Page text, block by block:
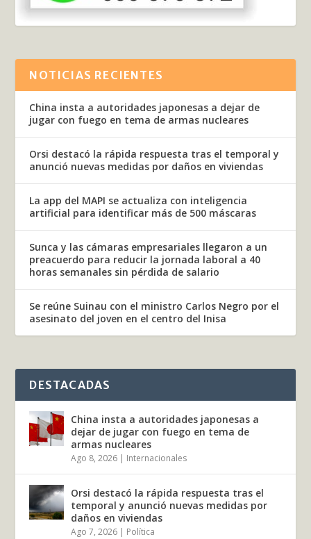
NOTICIAS RECIENTES
China insta a autoridades japonesas a dejar de
jugar con fuego en tema de armas nucleares
Orsi destacó la rápida respuesta tras el temporal y
anunció nuevas medidas por daños en viviendas
La app del MAPI se actualiza con inteligencia
artificial para identificar más de 500 máscaras
Sunca y las cámaras empresariales llegaron a un
preacuerdo para reducir la jornada laboral a 40
horas semanales sin pérdida de salario
Se reúne Suinau con el ministro Carlos Negro por el
asesinato del joven en el centro del Inisa
DESTACADAS
China insta a autoridades japonesas a
dejar de jugar con fuego en tema de
armas nucleares
Ago 8, 2026 Internacionales
Orsi destacó la rápida respuesta tras el
temporal y anunció nuevas medidas por
daños en viviendas
Ago 7, 2026 Política